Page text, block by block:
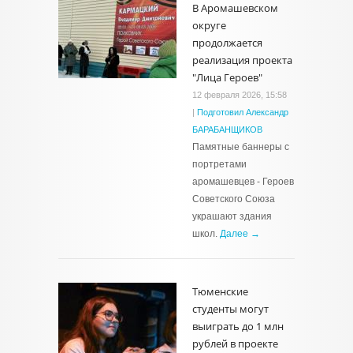
В Аромашевском
округе
продолжается
реализация проекта
"Лица Героев"
12 февраля 2026, 15:58
| Подготовил Александр
БАРАБАНЩИКОВ
Памятные баннеры с
портретами
аромашевцев - Героев
Советского Союза
украшают здания
школ. Далее →
Тюменские
студенты могут
выиграть до 1 млн
рублей в проекте